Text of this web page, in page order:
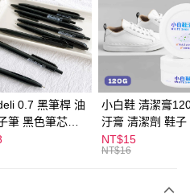
0.7 黑筆桿 油
筆 黑色筆芯
小白鞋 清潔膏
汙膏 清潔劑 鞋子
漬 白皮鞋 鞋油
NT$15
NT$16